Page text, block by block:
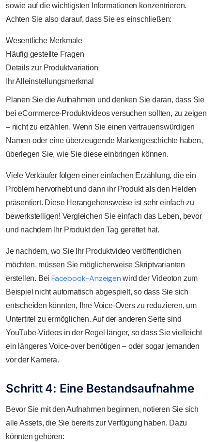
sowie auf die wichtigsten Informationen konzentrieren.
Achten Sie also darauf, dass Sie es einschließen:
Wesentliche Merkmale
Häufig gestellte Fragen
Details zur Produktvariation
Ihr Alleinstellungsmerkmal
Planen Sie die Aufnahmen und denken Sie daran, dass Sie
bei eCommerce-Produktvideos versuchen sollten, zu zeigen
– nicht zu erzählen. Wenn Sie einen vertrauenswürdigen
Namen oder eine überzeugende Markengeschichte haben,
überlegen Sie, wie Sie diese einbringen können.
Viele Verkäufer folgen einer einfachen Erzählung, die ein
Problem hervorhebt und dann ihr Produkt als den Helden
präsentiert. Diese Herangehensweise ist sehr einfach zu
bewerkstelligen! Vergleichen Sie einfach das Leben, bevor
und nachdem Ihr Produkt den Tag gerettet hat.
Je nachdem, wo Sie Ihr Produktvideo veröffentlichen
möchten, müssen Sie möglicherweise Skriptvarianten
erstellen. Bei Facebook-Anzeigen wird der Videoton zum
Beispiel nicht automatisch abgespielt, so dass Sie sich
entscheiden könnten, Ihre Voice-Overs zu reduzieren, um
Untertitel zu ermöglichen. Auf der anderen Seite sind
YouTube-Videos in der Regel länger, so dass Sie vielleicht
ein längeres Voice-over benötigen – oder sogar jemanden
vor der Kamera.
Schritt 4: Eine Bestandsaufnahme
Bevor Sie mit den Aufnahmen beginnen, notieren Sie sich
alle Assets, die Sie bereits zur Verfügung haben. Dazu
könnten gehören: